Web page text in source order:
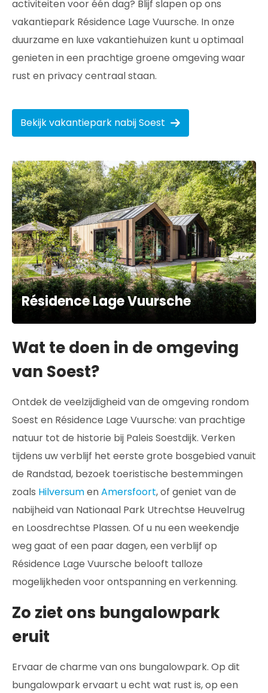
activiteiten voor één dag? Blijf slapen op ons
vakantiepark Résidence Lage Vuursche. In onze
duurzame en luxe vakantiehuizen kunt u optimaal
genieten in een prachtige groene omgeving waar
rust en privacy centraal staan.
Bekijk vakantiepark nabij Soest
Résidence Lage Vuursche
Wat te doen in de omgeving
van Soest?
Ontdek de veelzijdigheid van de omgeving rondom
Soest en Résidence Lage Vuursche: van prachtige
natuur tot de historie bij Paleis Soestdijk. Verken
tijdens uw verblijf het eerste grote bosgebied vanuit
de Randstad, bezoek toeristische bestemmingen
zoals HilversumenAmersfoort, of geniet van de
nabijheid van Nationaal Park Utrechtse Heuvelrug
en Loosdrechtse Plassen. Of u nu een weekendje
weg gaat of een paar dagen, een verblijf op
Résidence Lage Vuursche belooft talloze
mogelijkheden voor ontspanning en verkenning.
Zo ziet ons bungalowpark
eruit
Ervaar de charme van ons bungalowpark. Op dit
bungalowpark ervaart u echt wat rust is, op een